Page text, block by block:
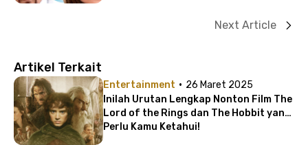
Next Article
Artikel Terkait
Entertainment · 26 Maret 2025
Inilah Urutan Lengkap Nonton Film The
Lord of the Rings dan The Hobbit yang
Perlu Kamu Ketahui!